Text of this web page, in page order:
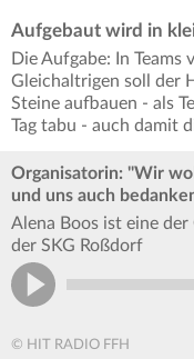
Aufgebaut wird in
Die Aufgabe: In
Gleichaltrigen soll der
Steine aufbauen - als
Tag tabu - auch damit
Organisatorin: "Wir
und uns auch
Alena Boos ist eine
der SKG Roßdorf
© HIT RADIO FFH